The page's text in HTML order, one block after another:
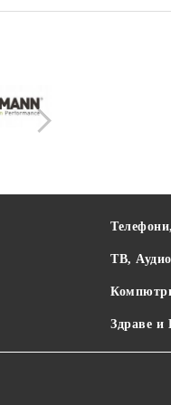
ТВ,
Здраве и